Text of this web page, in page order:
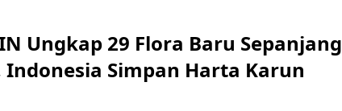
Ungkap 29 Flora Baru Sepanjang
Indonesia Simpan Harta Karun